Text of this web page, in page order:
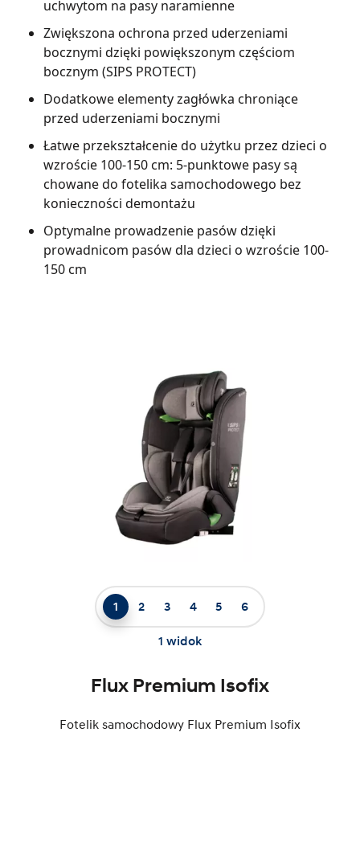
uchwytom na pasy naramienne
Zwiększona ochrona przed uderzeniami
bocznymi dzięki powiększonym częściom
bocznym (SIPS PROTECT)
Dodatkowe elementy zagłówka chroniące
przed uderzeniami bocznymi
Łatwe przekształcenie do użytku przez dzieci o
wzroście 100-150 cm: 5-punktowe pasy są
chowane do fotelika samochodowego bez
konieczności demontażu
Optymalne prowadzenie pasów dzięki
prowadnicom pasów dla dzieci o wzroście 100-
150 cm
Flux Premium Isofix
Fotelik samochodowy Flux Premium Isofix
1 2 3 4 5 6
1 widok